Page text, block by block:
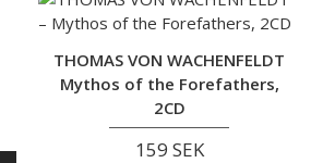
THOMAS VON WACHENFELDT
Mythos of the Forefathers,
2CD
159 SEK